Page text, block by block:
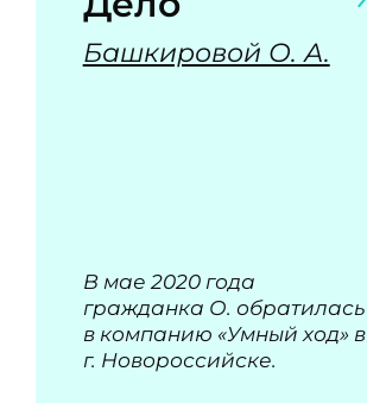
Башкировой О. А.
В мае 2020 года
гражданка О. обратилась
в компанию «Умный ход» в
г. Новороссийске.